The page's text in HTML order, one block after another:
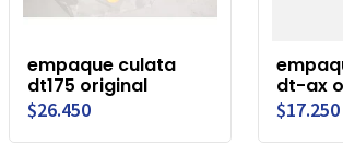
empaque culata
dt175 original
$26.450
dt-ax
$17.250